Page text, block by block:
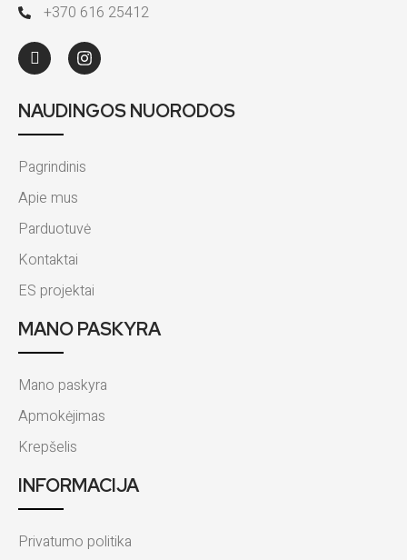
+370 616 25412
NAUDINGOS NUORODOS
Pagrindinis
Apie mus
Parduotuvė
Kontaktai
ES projektai
MANO PASKYRA
Mano paskyra
Apmokėjimas
Krepšelis
INFORMACIJA
Privatumo politika